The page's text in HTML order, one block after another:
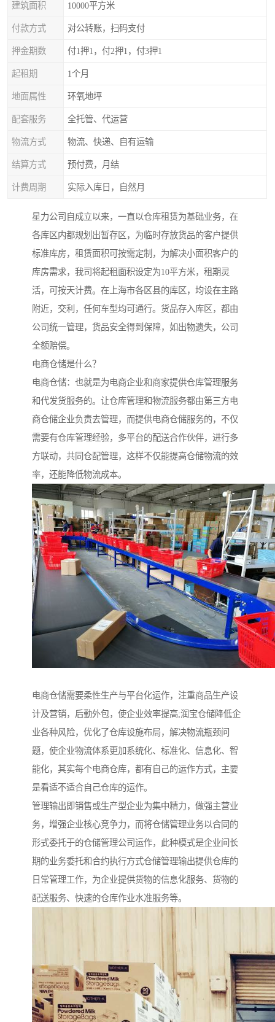
建筑面积 10000平方米
付款方式 对公转账，扫码支付
押金期数 付1押1，付2押1，付3押1
起租期 1个月
地面属性 环氧地坪
配套服务 全托管、代运营
物流方式 物流、快递、自有运输
结算方式 预付费，月结
计费周期 实际入库日，自然月
星力公司自成立以来，一直以仓库租赁为基础业务，在
各库区内都规划出暂存区，为临时存放货品的客户提供
标准库房，租赁面积可按需定制，为解决小面积客户的
库房需求，我司将起租面积设定为10平方米，租期灵
活，可按天计费。在上海市各区县的库区，均设在主路
附近，交利，任何车型均可通行。货品存入库区，都由
公司统一管理，货品安全得到保障，如出物遗失，公司
全额赔偿。
电商仓储是什么？
电商仓储：也就是为电商企业和商家提供仓库管理服务
和代发货服务的。让仓库管理和物流服务都由第三方电
商仓储企业负责去管理，而提供电商仓储服务的，不仅
需要有仓库管理经验，多平台的配送合作伙伴，进行多
方联动，共同仓配管理，这样不仅能提高仓储物流的效
率，还能降低物流成本。
电商仓储需要柔性生产与平台化运作，注重商品生产设
计及营销，后勤外包，使企业效率提高;润宝仓储降低企
业各种风险，优化了仓库设施布局，解决物流瓶颈问
题，使企业物流体系更加系统化、标准化、信息化、智
能化，其实每个电商仓库，都有自己的运作方式，主要
是看适不适合自己仓库的运作。
管理输出即销售或生产型企业为集中精力，做强主营业
务，增强企业核心竞争力，而将仓储管理业务以合同的
形式委托于的仓储管理公司运作，此种模式是企业间长
期的业务委托和合约执行方式仓储管理输出提供仓库的
日常管理工作，为企业提供货物的信息化服务、货物的
配送服务、快速的仓库作业水准服务等。